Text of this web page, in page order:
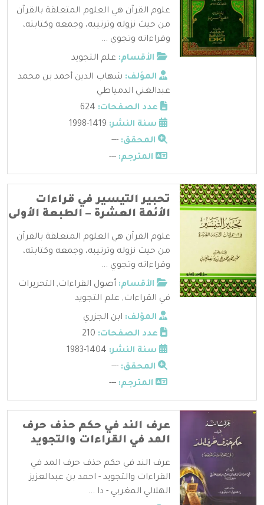
علوم القرآن هي العلوم المتعلقة بالقرآن
من حيث نزوله وترتيبه، وجمعه وكتابته،
وقراءاته وتجوي ...
الأقسام: علم التجويد
المؤلف: شهاب الدين أحمد بن محمد
عبدالغني الدمياطي
عدد الصفحات:
سنة النشر:
المحقق: ---
المترجم: ---
تحبير التيسير في قراءات
الأئمة العشرة – الطبعة الأولى
علوم القرآن هي العلوم المتعلقة بالقرآن
من حيث نزوله وترتيبه، وجمعه وكتابته،
وقراءاته وتجوي ...
الأقسام: أصول القراءات, التحريرات
في القراءات, علم التجويد
المؤلف: ابن الجزري
عدد الصفحات:
سنة النشر:
المحقق: ---
المترجم: ---
عرف الند في حكم حذف حرف
المد في القراءات والتجويد
عرف الند في حكم حذف حرف المد في
القراءات والتجويد - احمد بن عبدالعزيز
الهلالي المغربي - دا ...